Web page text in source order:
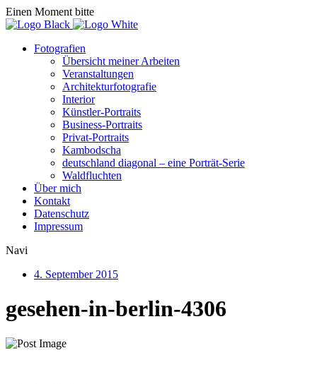
Einen Moment bitte
Fotografien
Übersicht meiner Arbeiten
Veranstaltungen
Architekturfotografie
Interior
Künstler-Portraits
Business-Portraits
Privat-Portraits
Kambodscha
deutschland diagonal – eine Porträt-Serie
Waldfluchten
Über mich
Kontakt
Datenschutz
Impressum
Navi
4. September 2015
gesehen-in-berlin-4306